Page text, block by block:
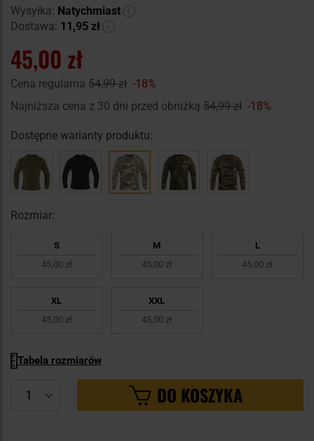
Wysyłka: Natychmiast
Dostawa: 11,95 zł
45,00 zł
Cena regularna 54,99 zł -18%
Najniższa cena z 30 dni przed obniżką 54,99 zł -18%
Dostępne warianty produktu:
Rozmiar:
S
45,00 zł
M
45,00 zł
L
45,00 zł
XL
45,00 zł
XXL
45,00 zł
Tabela rozmiarów
DO KOSZYKA